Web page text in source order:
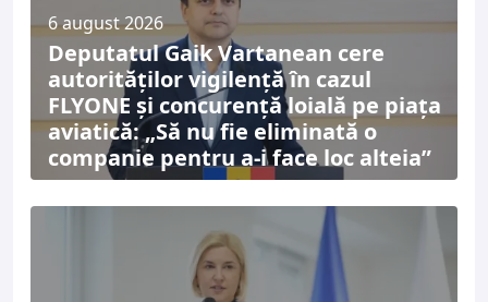
6 august 2026
Deputatul Gaik Vartanean cere
autorităților vigilență în cazul
FLYONE și concurență loială pe piața
aviatică: „Să nu fie eliminată o
companie pentru a-i face loc alteia”